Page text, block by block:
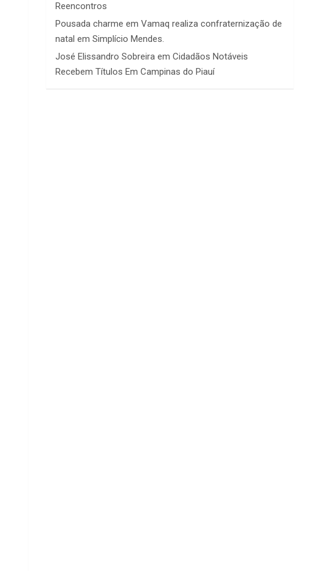
Reencontros
Pousada charme emVamaq realiza confraternização de
natal em Simplício Mendes.
José Elissandro Sobreira emCidadãos Notáveis
Recebem Títulos Em Campinas do Piauí